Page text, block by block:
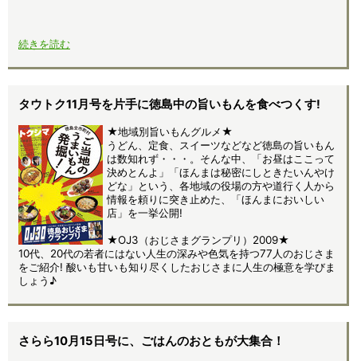
続きを読む
タウトク11月号を片手に徳島中の旨いもんを食べつくす!
★地域別旨いもんグルメ★
うどん、定食、スイーツなどなど徳島の旨いもん
は数知れず・・・。そんな中、「お昼はここって
決めとんよ」「ほんまは秘密にしときたいんやけ
どな」という、各地域の役場の方や道行く人から
情報を頼りに突き止めた、「ほんまにおいしい
店」を一挙公開!
★OJ3（おじさまグランプリ）2009★
10代、20代の若者にはない人生の深みや色気を持つ77人のおじさま
をご紹介! 酸いも甘いも知り尽くしたおじさまに人生の極意を学びま
しょう♪
さらら10月15日号に、ごはんのおともが大集合！